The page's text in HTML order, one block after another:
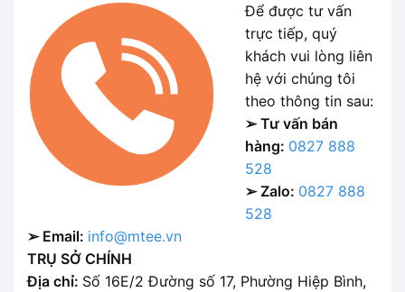
Để được tư vấn
trực tiếp, quý
khách vui lòng liên
hệ với chúng tôi
theo thông tin sau:
➢ Tư vấn bán
hàng: 0827 888
528
➢ Zalo: 0827 888
528
➢ Email: info@mtee.vn
TRỤ SỞ CHÍNH
Địa chỉ: Số 16E/2 Đường số 17, Phường Hiệp Bình,